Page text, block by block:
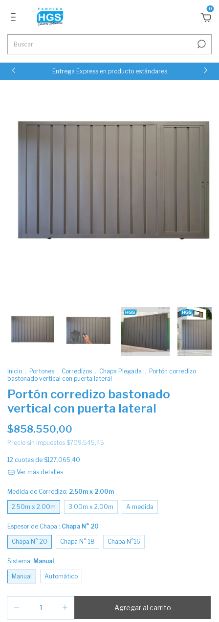
0
Entrega Express en producto estándares
Inicio . Portones . Corredizos . Chapa Plegada . Portón corredizo
bastonado vertical con puerta lateral
Portón corredizo bastonado
vertical con puerta lateral
$858.550,00
Precio sin impuestos $709.545,45
12 cuotas de $127.065,40
Ver más detalles
Medida de Corredizo: 2.50m x 2.00m
2.50m x 2.00m 3.00m x 2.00m A medida
Espesor de Chapa : Chapa N° 20
Chapa N° 20 Chapa N° 18 Chapa N°16
Sistema: Manual
Manual Automático